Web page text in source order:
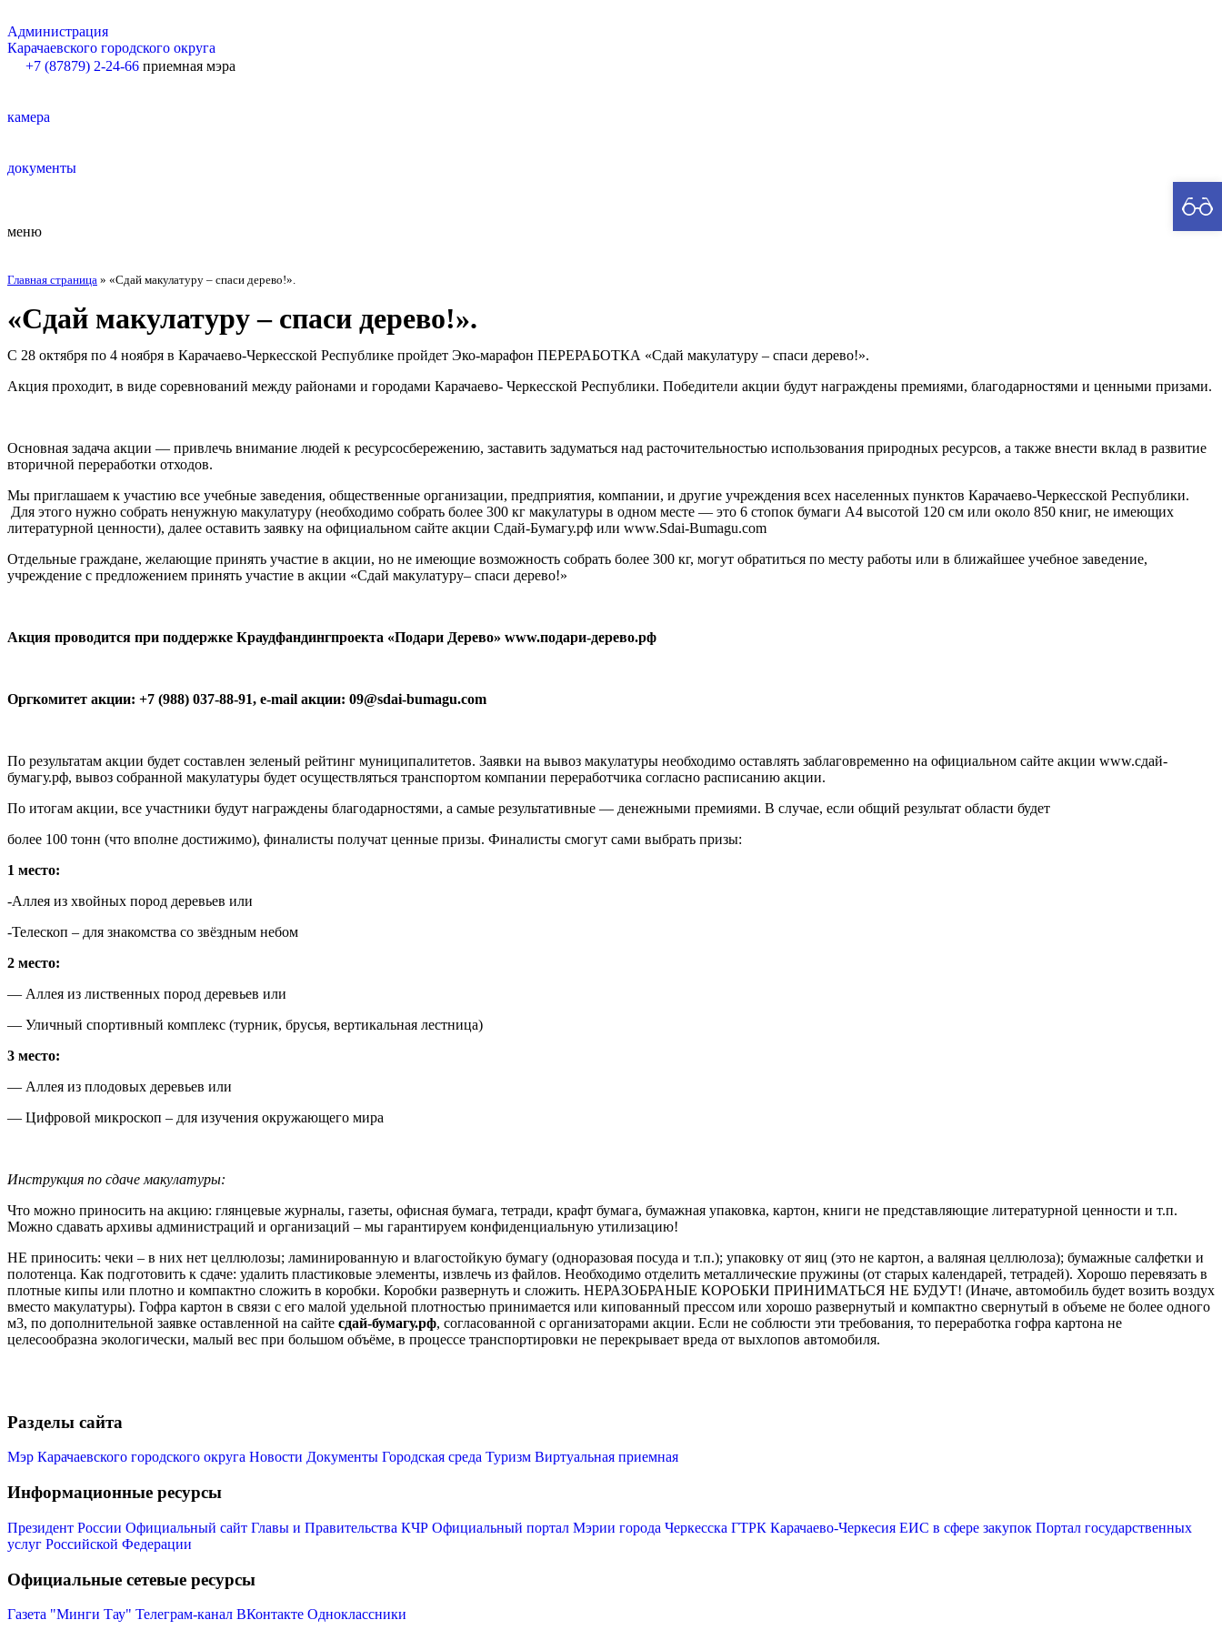
Администрация
Карачаевского городского округа
+7 (87879) 2-24-66 приемная мэра
камера
документы
меню
Главная страница » «Сдай макулатуру – спаси дерево!».
«Сдай макулатуру – спаси дерево!».
С 28 октября по 4 ноября в Карачаево-Черкесской Республике пройдет Эко-марафон ПЕРЕРАБОТКА «Сдай макулатуру – спаси дерево!».
Акция проходит, в виде соревнований между районами и городами Карачаево- Черкесской Республики. Победители акции будут награждены премиями, благодарностями и ценными призами.
Основная задача акции — привлечь внимание людей к ресурсосбережению, заставить задуматься над расточительностью использования природных ресурсов, а также внести вклад в развитие
вторичной переработки отходов.
Мы приглашаем к участию все учебные заведения, общественные организации, предприятия, компании, и другие учреждения всех населенных пунктов Карачаево-Черкесской Республики.
Для этого нужно собрать ненужную макулатуру (необходимо собрать более 300 кг макулатуры в одном месте — это 6 стопок бумаги А4 высотой 120 см или около 850 книг, не имеющих
литературной ценности), далее оставить заявку на официальном сайте акции Сдай-Бумагу.рф или www.Sdai-Bumagu.com
Отдельные граждане, желающие принять участие в акции, но не имеющие возможность собрать более 300 кг, могут обратиться по месту работы или в ближайшее учебное заведение,
учреждение с предложением принять участие в акции «Сдай макулатуру– спаси дерево!»
Акция проводится при поддержке Краудфандингпроекта «Подари Дерево» www.подари-дерево.рф
Оргкомитет акции: +7 (988) 037-88-91, е-mail акции: 09@sdai-bumagu.com
По результатам акции будет составлен зеленый рейтинг муниципалитетов. Заявки на вывоз макулатуры необходимо оставлять заблаговременно на официальном сайте акции www.сдай-
бумагу.рф, вывоз собранной макулатуры будет осуществляться транспортом компании переработчика согласно расписанию акции.
По итогам акции, все участники будут награждены благодарностями, а самые результативные — денежными премиями. В случае, если общий результат области будет
более 100 тонн (что вполне достижимо), финалисты получат ценные призы. Финалисты смогут сами выбрать призы:
1 место:
-Аллея из хвойных пород деревьев или
-Телескоп – для знакомства со звёздным небом
2 место:
— Аллея из лиственных пород деревьев или
— Уличный спортивный комплекс (турник, брусья, вертикальная лестница)
3 место:
— Аллея из плодовых деревьев или
— Цифровой микроскоп – для изучения окружающего мира
Инструкция по сдаче макулатуры:
Что можно приносить на акцию: глянцевые журналы, газеты, офисная бумага, тетради, крафт бумага, бумажная упаковка, картон, книги не представляющие литературной ценности и т.п.
Можно сдавать архивы администраций и организаций – мы гарантируем конфиденциальную утилизацию!
НЕ приносить: чеки – в них нет целлюлозы; ламинированную и влагостойкую бумагу (одноразовая посуда и т.п.); упаковку от яиц (это не картон, а валяная целлюлоза); бумажные салфетки и
полотенца. Как подготовить к сдаче: удалить пластиковые элементы, извлечь из файлов. Необходимо отделить металлические пружины (от старых календарей, тетрадей). Хорошо перевязать в
плотные кипы или плотно и компактно сложить в коробки. Коробки развернуть и сложить. НЕРАЗОБРАНЫЕ КОРОБКИ ПРИНИМАТЬСЯ НЕ БУДУТ! (Иначе, автомобиль будет возить воздух
вместо макулатуры). Гофра картон в связи с его малой удельной плотностью принимается или кипованный прессом или хорошо развернутый и компактно свернутый в объеме не более одного
м3, по дополнительной заявке оставленной на сайте сдай-бумагу.рф, согласованной с организаторами акции. Если не соблюсти эти требования, то переработка гофра картона не
целесообразна экологически, малый вес при большом объёме, в процессе транспортировки не перекрывает вреда от выхлопов автомобиля.
Разделы сайта
Мэр Карачаевского городского округа Новости Документы Городская среда Туризм Виртуальная приемная
Информационные ресурсы
Президент России Официальный сайт Главы и Правительства КЧР Официальный портал Мэрии города Черкесска ГТРК Карачаево-Черкесия ЕИС в сфере закупок Портал государственных
услуг Российской Федерации
Официальные сетевые ресурсы
Газета "Минги Тау" Телеграм-канал ВКонтакте Одноклассники